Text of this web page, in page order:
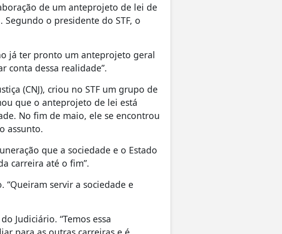
de um anteprojeto de lei de
o presidente do STF, o
já ter pronto um anteprojeto geral
conta dessa realidade”.
(CNJ), criou no STF um grupo de
que o anteprojeto de lei está
No fim de maio, ele se encontrou
assunto.
que a sociedade e o Estado
carreira até o fim”.
servir a sociedade e
Judiciário. “Temos essa